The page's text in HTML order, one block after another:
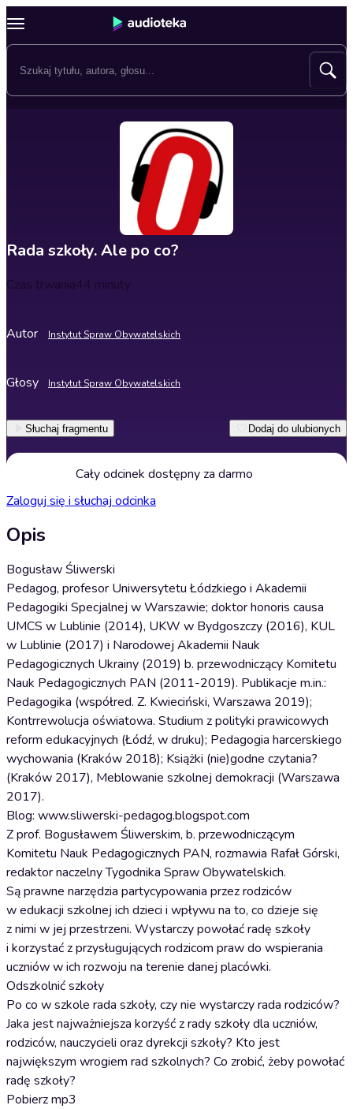
Rada szkoły. Ale po co?
Czas trwania44 minuty
Autor Instytut Spraw Obywatelskich
Głosy Instytut Spraw Obywatelskich
Słuchaj fragmentu Dodaj do ulubionych
Cały odcinek dostępny za darmo
Zaloguj się i słuchaj odcinka
Opis
Bogusław Śliwerski
Pedagog, profesor Uniwersytetu Łódzkiego i Akademii
Pedagogiki Specjalnej w Warszawie; doktor honoris causa
UMCS w Lublinie (2014), UKW w Bydgoszczy (2016), KUL
w Lublinie (2017) i Narodowej Akademii Nauk
Pedagogicznych Ukrainy (2019) b. przewodniczący Komitetu
Nauk Pedagogicznych PAN (2011-2019). Publikacje m.in.:
Pedagogika (współred. Z. Kwieciński, Warszawa 2019);
Kontrrewolucja oświatowa. Studium z polityki prawicowych
reform edukacyjnych (Łódź, w druku); Pedagogia harcerskiego
wychowania (Kraków 2018); Książki (nie)godne czytania?
(Kraków 2017), Meblowanie szkolnej demokracji (Warszawa
2017).
Blog: www.sliwerski-pedagog.blogspot.com
Z prof. Bogusławem Śliwerskim, b. przewodniczącym
Komitetu Nauk Pedagogicznych PAN, rozmawia Rafał Górski,
redaktor naczelny Tygodnika Spraw Obywatelskich.
Są prawne narzędzia partycypowania przez rodziców
w edukacji szkolnej ich dzieci i wpływu na to, co dzieje się
z nimi w jej przestrzeni. Wystarczy powołać radę szkoły
i korzystać z przysługujących rodzicom praw do wspierania
uczniów w ich rozwoju na terenie danej placówki.
Odszkolnić szkoły
Po co w szkole rada szkoły, czy nie wystarczy rada rodziców?
Jaka jest najważniejsza korzyść z rady szkoły dla uczniów,
rodziców, nauczycieli oraz dyrekcji szkoły? Kto jest
największym wrogiem rad szkolnych? Co zrobić, żeby powołać
radę szkoły?
Pobierz mp3